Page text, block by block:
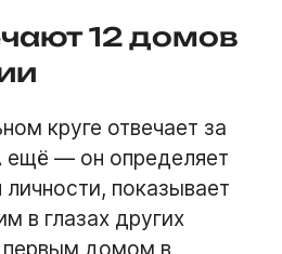
12 домов
круге отвечает за
ещё — он определяет
личности, показывает
в глазах других
первым домом в